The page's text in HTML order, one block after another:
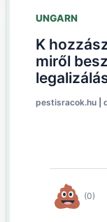
UNGARN
K
miről
pestisracok.hu
(0)